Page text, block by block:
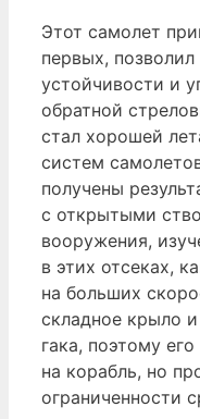
Этот самолет
первых,
устойчивости и
обратной
стал хорошей
систем
получены
с открытыми
вооружения,
в этих отсеках,
на больших
складное крыло
гака, поэтому
на корабль, но
ограниченности